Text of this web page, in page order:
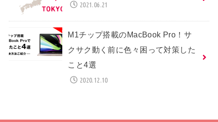
2021.06.21
M1チップ搭載のMacBook Pro！サ
クサク動く前に色々困って対策した
こと4選
2020.12.10